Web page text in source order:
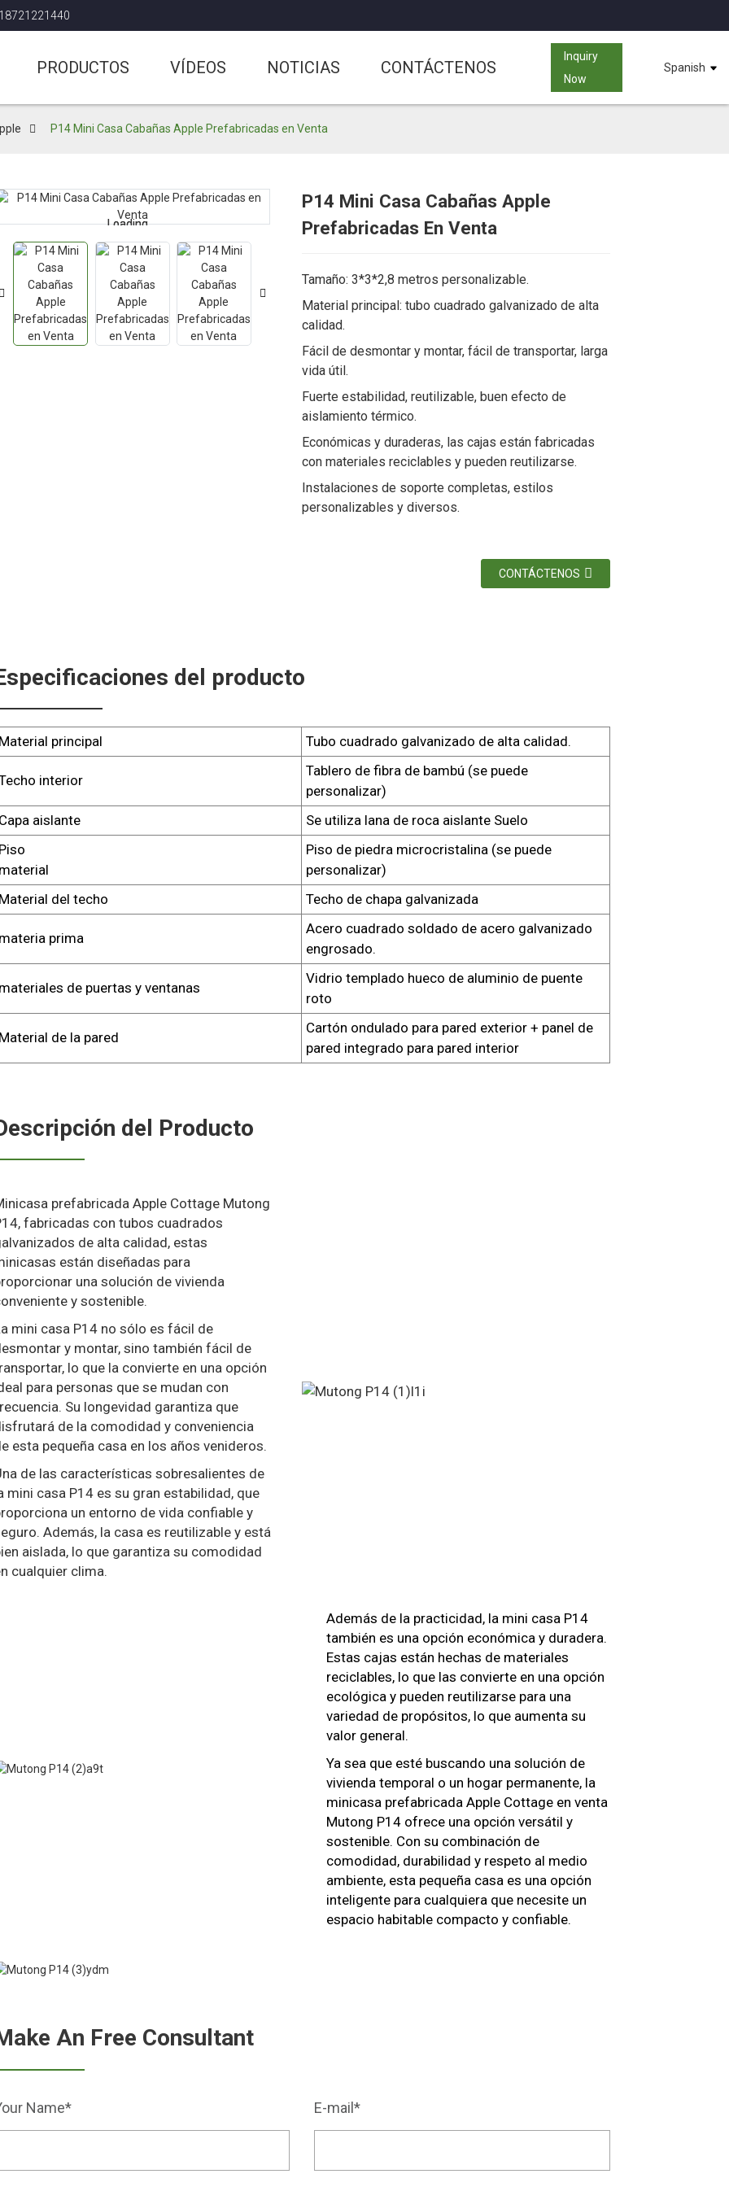
PRODUCTOS VÍDEOS NOTICIAS CONTÁCTENOS
Inquiry
Now
Spanish
P14 Mini Casa Cabañas Apple Prefabricadas en Venta
Loading...
Loading... Loading...
Loading...
P14 Mini Casa Cabañas Apple
Prefabricadas En Venta
Tamaño: 3*3*2,8 metros personalizable.
Material principal: tubo cuadrado galvanizado de alta
calidad.
Fácil de desmontar y montar, fácil de transportar, larga
vida útil.
Fuerte estabilidad, reutilizable, buen efecto de
aislamiento térmico.
Económicas y duraderas, las cajas están fabricadas
con materiales reciclables y pueden reutilizarse.
Instalaciones de soporte completas, estilos
personalizables y diversos.
CONTÁCTENOS
del producto
Material principal Tubo cuadrado galvanizado de alta calidad.
interior
Tablero de fibra de bambú (se puede
personalizar)
Capa aislante
Se utiliza lana de roca aislante Suelo
Piso
material
Piso de piedra microcristalina (se puede
personalizar)
Material del techo
Techo de chapa galvanizada
materia prima
Acero cuadrado soldado de acero galvanizado
engrosado.
materiales de puertas y ventanas
Vidrio templado hueco de aluminio de puente
roto
Material de la pared
Cartón ondulado para pared exterior + panel de
pared integrado para pared interior
del Producto
prefabricada Apple Cottage Mutong
fabricadas con tubos cuadrados
de alta calidad, estas
están diseñadas para
una solución de vivienda
y sostenible.
mini casa P14 no sólo es fácil de
y montar, sino también fácil de
lo que la convierte en una opción
para personas que se mudan con
Su longevidad garantiza que
de la comodidad y conveniencia
esta pequeña casa en los años venideros.
de las características sobresalientes de
mini casa P14 es su gran estabilidad, que
un entorno de vida confiable y
Además, la casa es reutilizable y está
aislada, lo que garantiza su comodidad
cualquier clima.
Además de la practicidad, la mini casa P14
también es una opción económica y duradera.
Estas cajas están hechas de materiales
reciclables, lo que las convierte en una opción
ecológica y pueden reutilizarse para una
variedad de propósitos, lo que aumenta su
valor general.
Ya sea que esté buscando una solución de
vivienda temporal o un hogar permanente, la
minicasa prefabricada Apple Cottage en venta
Mutong P14 ofrece una opción versátil y
sostenible. Con su combinación de
comodidad, durabilidad y respeto al medio
ambiente, esta pequeña casa es una opción
inteligente para cualquiera que necesite un
espacio habitable compacto y confiable.
An Free Consultant
Name* E-mail*